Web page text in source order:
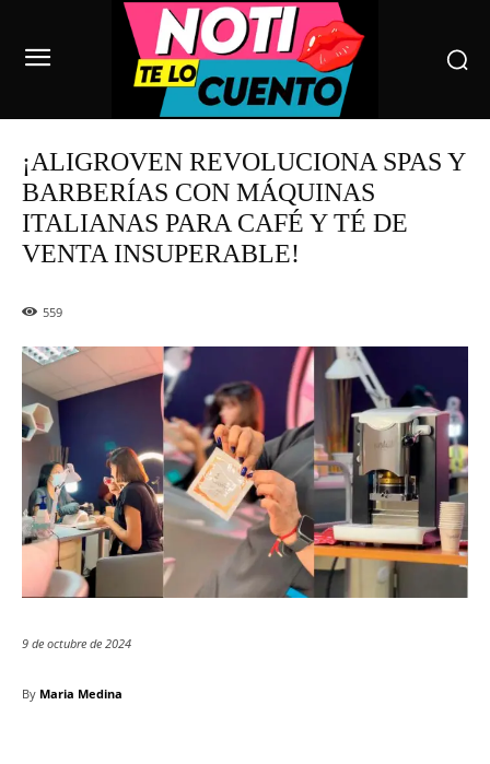
¡ALIGROVEN REVOLUCIONA SPAS Y
BARBERÍAS CON MÁQUINAS
ITALIANAS PARA CAFÉ Y TÉ DE
VENTA INSUPERABLE!
559
9 de octubre de 2024
By Maria Medina